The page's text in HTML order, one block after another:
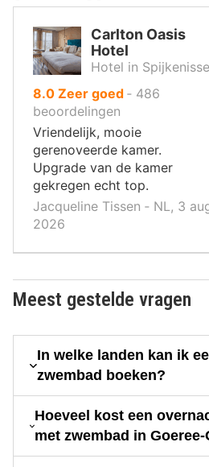
Carlton Oasis
Hotel
Hotel in Spijkenisse
8.0uit
10
,
Zeer goed ‐ 486
beoordelingen
Vriendelijk, mooie
gerenoveerde kamer.
Upgrade van de kamer
gekregen echt top.
Jacqueline Tissen ‐ NL, 3
2026
Meest gestelde vragen
In welke landen kan ik
zwembad boeken?
Hoeveel kost een
met zwembad in